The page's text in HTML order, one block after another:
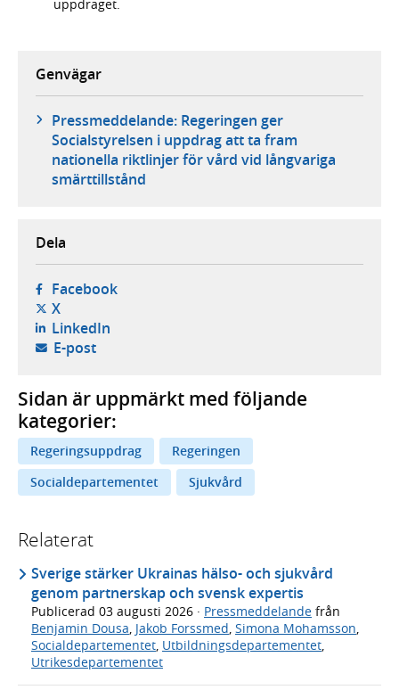
uppdraget.
Genvägar
Pressmeddelande: Regeringen ger
Socialstyrelsen i uppdrag att ta fram
nationella riktlinjer för vård vid långvariga
smärttillstånd
Dela
Facebook- öppnas i ny flik, extern webbplats,
X- öppnas i ny flik, extern webbplats,
LinkedIn- öppnas i ny flik, extern webbplats,
E-post- öppnar din e-postklient,
Sidan är uppmärkt med följande
kategorier:
Regeringsuppdrag
Regeringen
Socialdepartementet
Sjukvård
Relaterat
Sverige stärker Ukrainas hälso- och sjukvård
genom partnerskap och svensk expertis
Publicerad 03 augusti 2026 · Pressmeddelande från
Benjamin Dousa, Jakob Forssmed, Simona Mohamsson,
Socialdepartementet, Utbildningsdepartementet,
Utrikesdepartementet